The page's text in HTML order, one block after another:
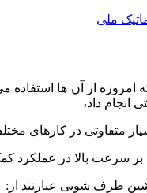
ملی
از آن ها استفاده
انجام داد،
متفاوتی در کارهای
سرعت بالا در عملکرد
ماشین ظرف شویی